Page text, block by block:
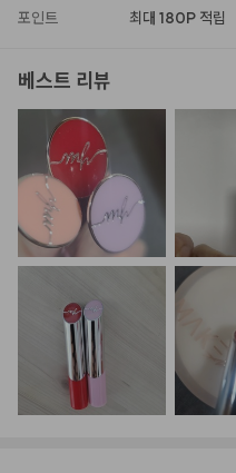
포인트
최대 180P 적립
베스트 리뷰